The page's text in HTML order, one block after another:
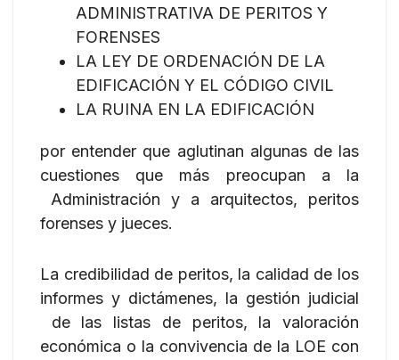
ADMINISTRATIVA DE PERITOS Y
FORENSES
LA LEY DE ORDENACIÓN DE LA
EDIFICACIÓN Y EL CÓDIGO CIVIL
LA RUINA EN LA EDIFICACIÓN
por entender que aglutinan algunas de las
cuestiones que más preocupan a la
Administración y a arquitectos, peritos
forenses y jueces.
La credibilidad de peritos, la calidad de los
informes y dictámenes, la gestión judicial
de las listas de peritos, la valoración
económica o la convivencia de la LOE con